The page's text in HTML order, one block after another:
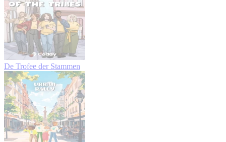
De Trofee der Stammen